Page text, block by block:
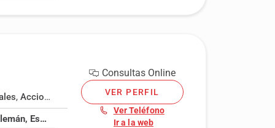
, Acciones, bonos y preferentes , Acoso laboral
Italiano, Alemán, Español, Francés, Inglés
Consultas Online
VER PERFIL
Ver Teléfono
Ir a la web